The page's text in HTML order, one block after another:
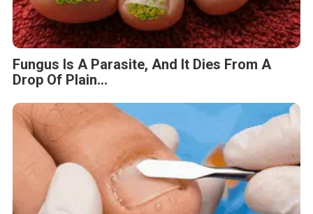
Fungus Is A Parasite, And It Dies From A
Drop Of Plain...